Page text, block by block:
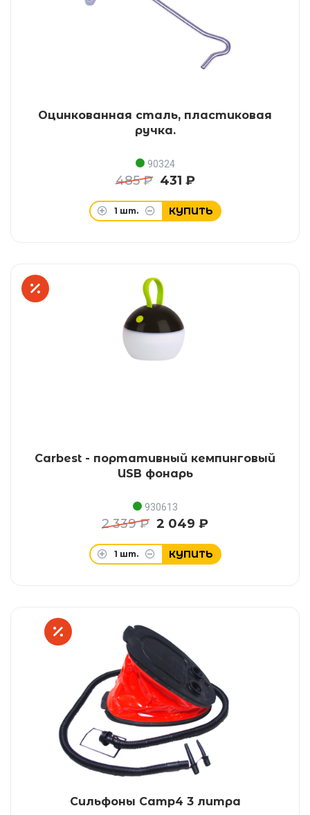
Оцинкованная сталь, пластиковая
ручка.
90324
485 ₽ 431 ₽
1 шт. КУПИТЬ
Carbest - портативный кемпинговый
USB фонарь
930613
2 339 ₽ 2 049 ₽
1 шт. КУПИТЬ
Сильфоны Camp4 3 литра